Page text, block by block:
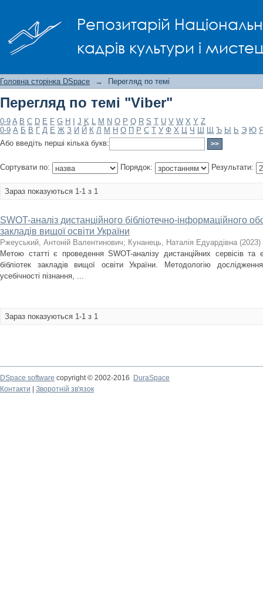
Репозитарій
кадрів культури і
Головна сторінка DSpace → Перегляд по темі
Перегляд по темі "Viber"
0-9 A B C D E F G H J K L M N O P Q R S T U V W X Y Z
0-9 А Б В Г Д Е Ж З И Й К Л М Н О П Р С Т У Ф Х Ц Ч Ш Щ Ъ Ы Ь Э Ю
Або введіть перші кілька букв:
Сортувати по: Порядок: Результати:
Зараз показуються 1-1 з 1
SWOT-аналіз дистанційного бібліотечно-інформаційного
закладів вищої освіти України
Ржеуський, Антоній Валентинович; Кунанець, Наталія Едуардівна (2023)
Метою статті є проведення SWOT-аналізу дистанційних сервісів та
бібліотек закладів вищої освіти України. Методологію
усебічності пізнання, ...
Зараз показуються 1-1 з 1
DSpace software copyright © 2002-2016
DuraSpace
Контакти
Зворотній зв'язок